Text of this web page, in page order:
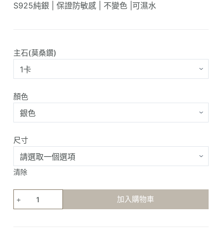
S925純銀 | 保證防敏感 | 不變色 |可濕水
主石(莫桑鑽)
顏色
尺寸
清除
花
加入購物車